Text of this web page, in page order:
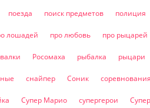
поезда поиск предметов полиция
лошадей про любовь про рыцарей
Росомаха рыбалка рыцари
снайпер Соник соревнования
Супер Марио супергерои